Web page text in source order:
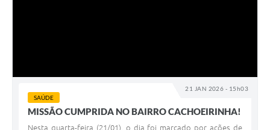
21 JAN 2026 - 15h03
SAÚDE
MISSÃO CUMPRIDA NO BAIRRO CACHOEIRINHA!
Nesta quarta-feira (21/01), o dia foi marcado por ações de